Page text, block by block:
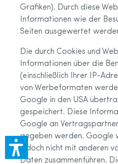
Grafiken). Durch diese
Informationen wie der
Seiten ausgewertet
Die durch Cookies und
Informationen über die
(einschließlich Ihrer IP-
von Werbeformaten
Google in den USA
gespeichert. Diese
Google an
gegeben werden. Google
jedoch nicht mit anderen
Daten zusammenführen.